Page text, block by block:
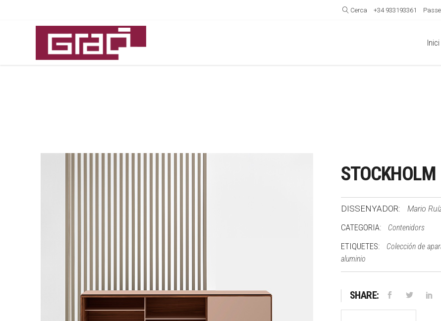
Cerca +34 933193361
Inici
STOCKHOLM
DISSENYADOR: Mario
CATEGORIA: Contenidors
ETIQUETES: Colección de
aluminio
SHARE: